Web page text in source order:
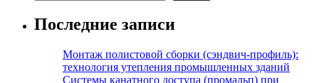
Последние записи
Монтаж полистовой сборки (сэндвич-профиль):
технология утепления промышленных зданий
Системы канатного доступа (промальп) при